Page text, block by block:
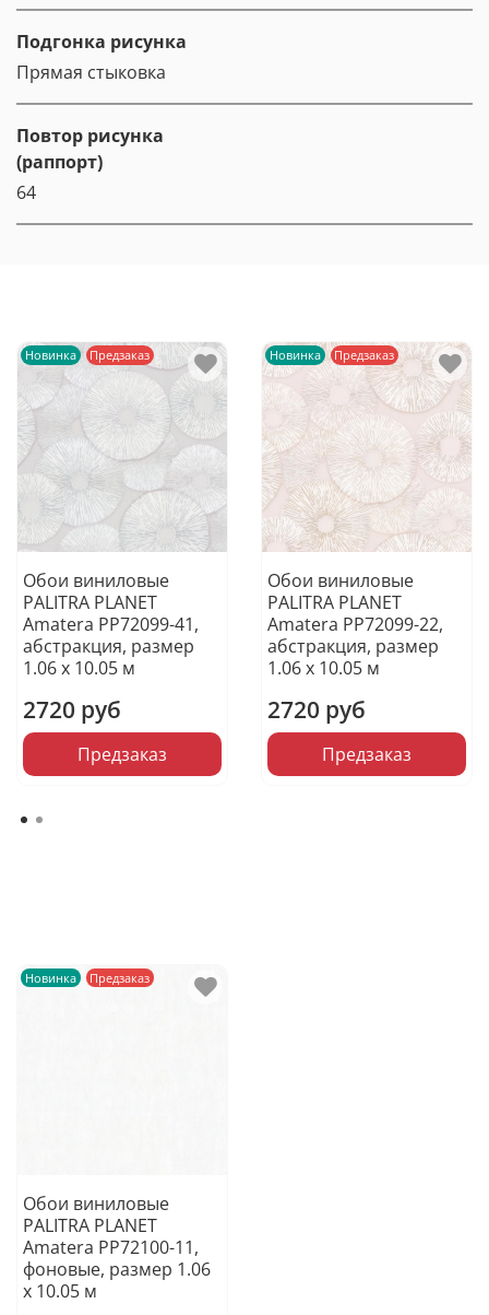
Подгонка рисунка
Прямая стыковка
Повтор рисунка
(раппорт)
64
Новинка Предзаказ
Обои виниловые
PALITRA PLANET
Amatera PP72099-41,
абстракция, размер
1.06 х 10.05 м
2720 руб
Предзаказ
Новинка Предзаказ
Обои виниловые
PALITRA PLANET
Amatera PP72099-22,
абстракция, размер
1.06 х 10.05 м
2720 руб
Предзаказ
Новинка Предзаказ
Обои виниловые
PALITRA PLANET
Amatera PP72100-11,
фоновые, размер 1.06
х 10.05 м